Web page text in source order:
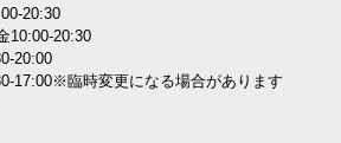
20:30
10:00-20:30
20:00
17:00※臨時変更になる場合があります